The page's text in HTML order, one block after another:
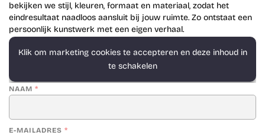
bekijken we stijl, kleuren, formaat en materiaal, zodat het
eindresultaat naadloos aansluit bij jouw ruimte. Zo ontstaat een
persoonlijk kunstwerk met een eigen verhaal.
Klik om marketing cookies te accepteren en deze inhoud in
te schakelen
NAAM *
E-MAILADRES *